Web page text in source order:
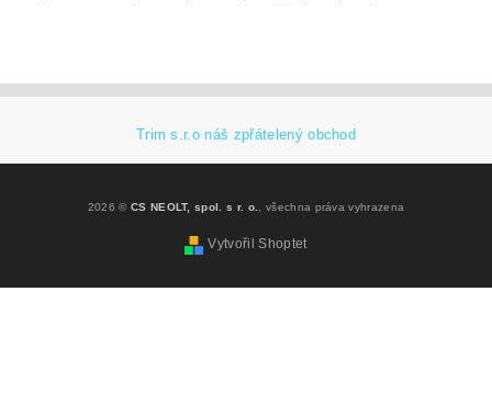
Trim s.r.o náš zpřátelený obchod
2026 © CS NEOLT, spol. s r. o. , všechna práva vyhrazena
Vytvořil Shoptet